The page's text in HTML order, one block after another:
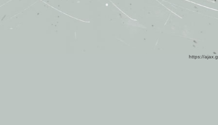
https://